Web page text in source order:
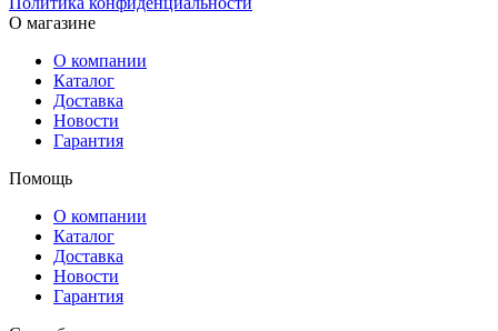
О магазине
О компании
Каталог
Доставка
Новости
Гарантия
Помощь
О компании
Каталог
Доставка
Новости
Гарантия